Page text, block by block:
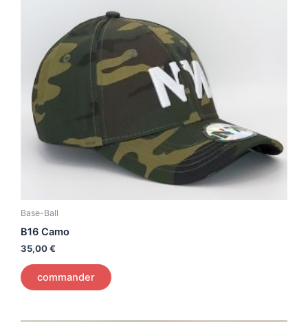
Base-Ball
B16 Camo
35,00€
commander